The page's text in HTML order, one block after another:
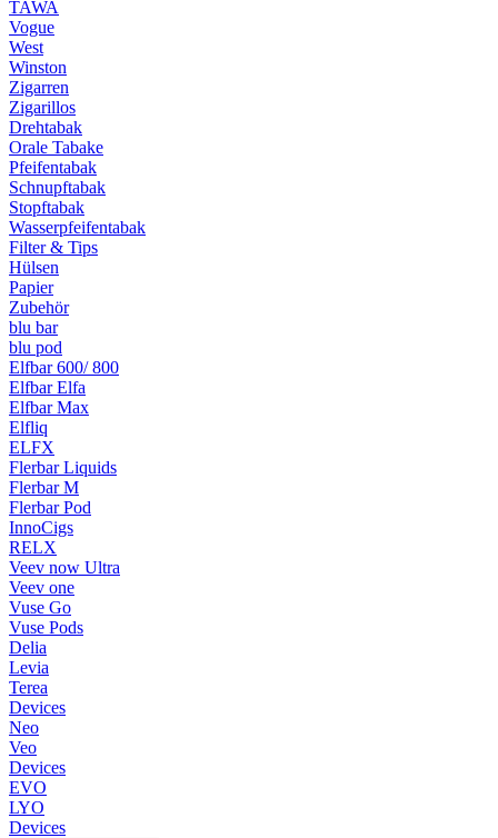
TAWA
Vogue
West
Winston
Zigarren
Zigarillos
Drehtabak
Orale Tabake
Pfeifentabak
Schnupftabak
Stopftabak
Wasserpfeifentabak
Filter & Tips
Hülsen
Papier
Zubehör
blu bar
blu pod
Elfbar 600/ 800
Elfbar Elfa
Elfbar Max
Elfliq
ELFX
Flerbar Liquids
Flerbar M
Flerbar Pod
InnoCigs
RELX
Veev now Ultra
Veev one
Vuse Go
Vuse Pods
Delia
Levia
Terea
Devices
Neo
Veo
Devices
EVO
LYO
Devices